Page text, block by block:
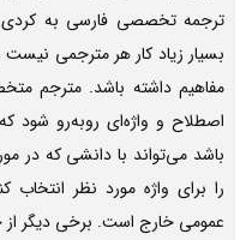
ترجمه تخصصی فارسی به کردی
بسیار زیاد کار هر مترجمی نیست
مفاهیم داشته باشد. مترجم
اصطلاح و واژه‌ای روبه‌رو شود
باشد می‌تواند با دانشی که در
را برای واژه مورد نظر انتخاب
عمومی خارج است. برخی دیگر از